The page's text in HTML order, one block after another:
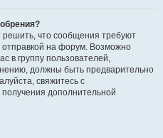
что сообщения требуют
отправкой на форум. Возможно
в группу пользователей,
должны быть предварительно
свяжитесь с
дополнительной